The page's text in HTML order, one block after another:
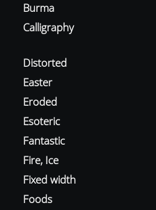
Burma
Calligraphy
Distorted
Easter
Eroded
Esoteric
Fantastic
Fire, Ice
Fixed width
Foods